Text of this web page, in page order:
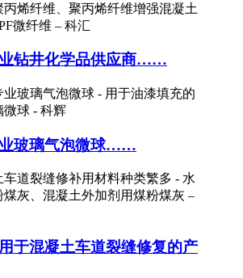
钻井化学品供应商……
玻璃气泡微球……
于混凝土车道裂缝修复的产